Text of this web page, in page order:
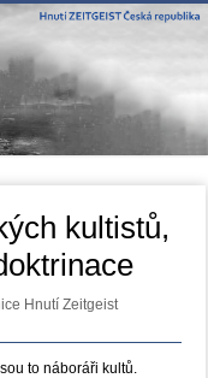
kultistů,
Hnutí Zeitgeist
to náboráři kultů.